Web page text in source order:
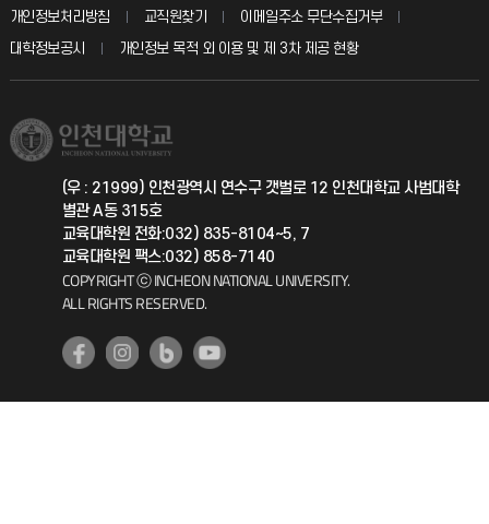
입학안내
취업정보(학생)
칭찬마당
학생서비스 지킴이
총동문회
교육혁신본부
국제지원과
공자아카데미
기초교육원
개인정보처리방침 교직원찾기
이메일주소 무단수집거부
대학정보공시
개인정보 목적 외 이용 및 제 3차 제공 현황
(우 : 21999) 인천광역시 연수구 갯벌로 12 인천대학교 사범대학
별관 A동 315호
교육대학원 전화:032) 835-8104~5, 7
교육대학원 팩스:032) 858-7140
COPYRIGHT ⓒ INCHEON NATIONAL UNIVERSITY.
ALL RIGHTS RESERVED.